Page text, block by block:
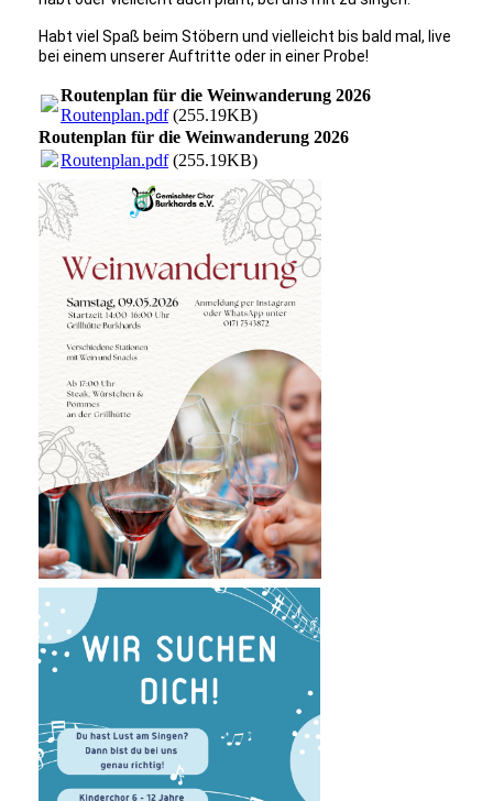
Habt viel Spaß beim Stöbern und vielleicht bis bald mal, live
bei einem unserer Auftritte oder in einer Probe!
Routenplan für die Weinwanderung 2026
Routenplan.pdf(255.19KB)
Routenplan für die Weinwanderung 2026
Routenplan.pdf(255.19KB)